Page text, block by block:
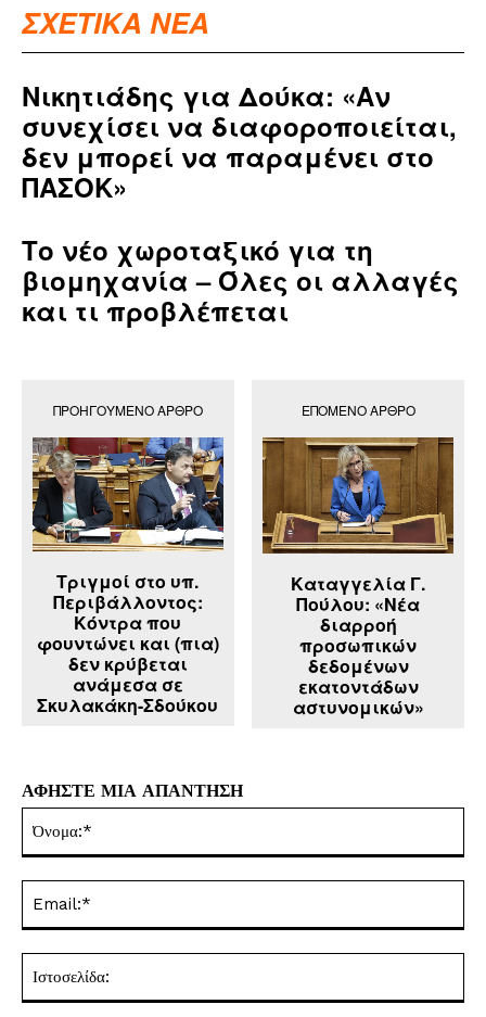
ΣΧΕΤΙΚΑ ΝΕΑ
Νικητιάδης για Δούκα: «Αν
συνεχίσει να διαφοροποιείται,
δεν μπορεί να παραμένει στο
ΠΑΣΟΚ»
Το νέο χωροταξικό για τη
βιομηχανία – Όλες οι αλλαγές
και τι προβλέπεται
ΠΡΟΗΓΟΎΜΕΝΟ ΆΡΘΡΟ
Τριγμοί στο υπ.
Περιβάλλοντος:
Κόντρα που
φουντώνει και (πια)
δεν κρύβεται
ανάμεσα σε
Σκυλακάκη-Σδούκου
ΕΠΌΜΕΝΟ ΆΡΘΡΟ
Καταγγελία Γ.
Πούλου: «Νέα
διαρροή
προσωπικών
δεδομένων
εκατοντάδων
αστυνομικών»
ΑΦΗΣΤΕ ΜΙΑ ΑΠΑΝΤΗΣΗ